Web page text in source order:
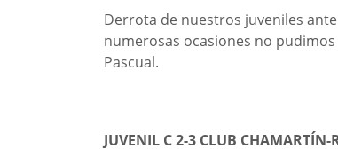
Derrota de nuestros juveniles
numerosas ocasiones no
Pascual.
JUVENIL C 2-3 CLUB CHAMARTÍN-